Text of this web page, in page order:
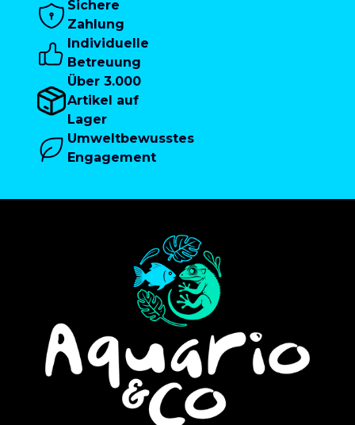
Sichere
Zahlung
Individuelle
Betreuung
Über 3.000
Artikel auf
Lager
Umweltbewusstes
Engagement